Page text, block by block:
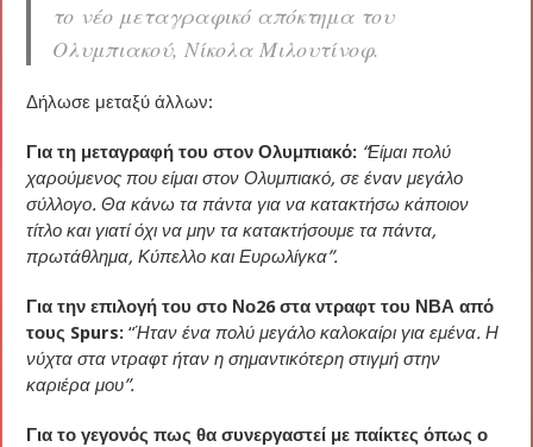
το νέο μεταγραφικό απόκτημα του
Ολυμπιακού, Νίκολα Μιλουτίνοφ.
Δήλωσε μεταξύ άλλων:
Για τη μεταγραφή του στον Ολυμπιακό: “Είμαι πολύ
χαρούμενος που είμαι στον Ολυμπιακό, σε έναν μεγάλο
σύλλογο. Θα κάνω τα πάντα για να κατακτήσω κάποιον
τίτλο και γιατί όχι να μην τα κατακτήσουμε τα πάντα,
πρωτάθλημα, Κύπελλο και Ευρωλίγκα”.
Για την επιλογή του στο Νο26 στα ντραφτ του ΝΒΑ από
τους Spurs:“Ήταν ένα πολύ μεγάλο καλοκαίρι για εμένα. Η
νύχτα στα ντραφτ ήταν η σημαντικότερη στιγμή στην
καριέρα μου”.
Για το γεγονός πως θα συνεργαστεί με παίκτες όπως ο